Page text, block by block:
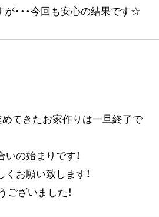
・・・今回も安心の結果です☆
てきたお家作りは一旦終了で
の始まりです！
お願い致します！
ございました！